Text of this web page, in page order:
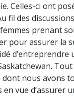
Celles-ci ont
fil des
prenant
pour assurer la
nous avons
vue d’assurer